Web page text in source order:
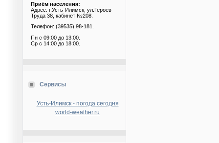
Приём населения:
Адрес: г.Усть-Илимск, ул.Героев
Труда 38, кабинет №208.
Телефон: (39535) 98-181.
Пн с 09:00 до 13:00.
Ср с 14:00 до 18:00.
Сервисы
Усть-Илимск - погода сегодня
world-weather.ru